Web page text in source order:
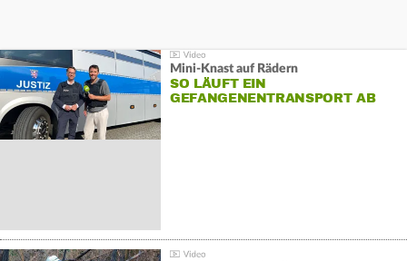
Mini-Knast auf Rädern
SO LÄUFT EIN
GEFANGENENTRANSPORT AB